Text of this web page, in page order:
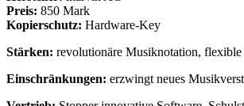
Preis: 850 Mark
Kopierschutz: Hardware-Key
Stärken: revolutionäre Musiknotation, flexible
Einschränkungen: erzwingt neues